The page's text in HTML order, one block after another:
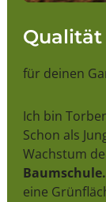
Qualität
für deinen
Ich bin
Schon als
Wachstum
Baumschule.
eine